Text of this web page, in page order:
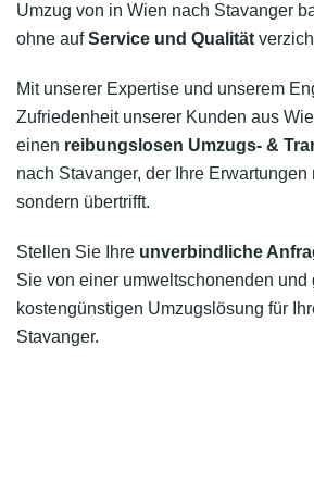
Umzug von in Wien nach Stavanger
ohne aufService und Qualität
Mit unserer Expertise und unserem
Zufriedenheit unserer Kunden aus
einen reibungslosen Umzugs- &
nach Stavanger, der Ihre Erwartungen
sondern übertrifft.
Stellen Sie Ihre unverbindliche
Sie von einer umweltschonenden und
kostengünstigen Umzugslösung für
Stavanger.